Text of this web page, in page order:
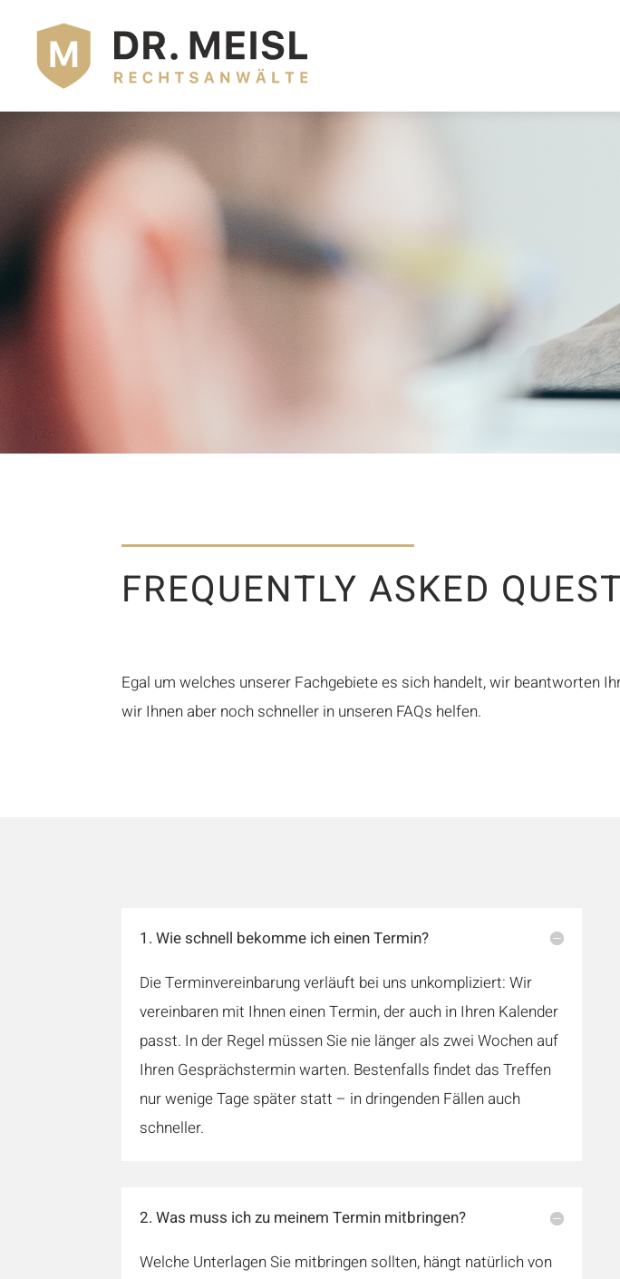
FREQUENTLY ASKED
Egal um welches unserer Fachgebiete es sich handelt, wir beantworten
wir Ihnen aber noch schneller in unseren FAQs helfen.
1. Wie schnell bekomme ich einen Termin?
Die Terminvereinbarung verläuft bei uns unkompliziert: Wir
vereinbaren mit Ihnen einen Termin, der auch in Ihren Kalender
passt. In der Regel müssen Sie nie länger als zwei Wochen auf
Ihren Gesprächstermin warten. Bestenfalls findet das Treffen
nur wenige Tage später statt – in dringenden Fällen auch
schneller.
2. Was muss ich zu meinem Termin mitbringen?
Welche Unterlagen Sie mitbringen sollten, hängt natürlich von